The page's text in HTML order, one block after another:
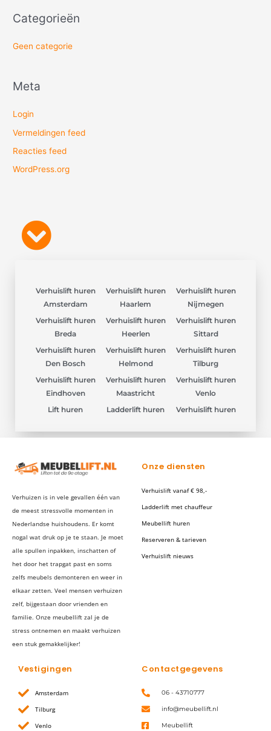
Categorieën
Geen categorie
Meta
Login
Vermeldingen feed
Reacties feed
WordPress.org
Verhuislift huren
Amsterdam
Verhuislift huren
Breda
Verhuislift huren
Den Bosch
Verhuislift huren
Eindhoven
Lift huren
Verhuislift huren
Haarlem
Verhuislift huren
Heerlen
Verhuislift huren
Helmond
Verhuislift huren
Maastricht
Ladderlift huren
Verhuislift huren
Nijmegen
Verhuislift huren
Sittard
Verhuislift huren
Tilburg
Verhuislift huren
Venlo
Verhuislift huren
Verhuizen is in vele gevallen één van
de meest stressvolle momenten in
Nederlandse huishoudens. Er komt
nogal wat druk op je te staan. Je moet
alle spullen inpakken, inschatten of
het door het trapgat past en soms
zelfs meubels demonteren en weer in
elkaar zetten. Veel mensen verhuizen
zelf, bijgestaan door vrienden en
familie. Onze meubellift zal je de
stress ontnemen en maakt verhuizen
een stuk gemakkelijker!
Onze diensten
Verhuislift vanaf € 98,-
Ladderlift met chauffeur
Meubellift huren
Reserveren & tarieven
Verhuislift nieuws
Vestigingen
Amsterdam
Tilburg
Venlo
Contactgegevens
06 - 43710777
info@meubellift.nl
Meubellift